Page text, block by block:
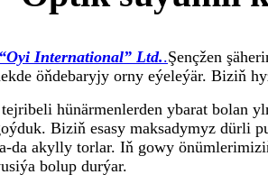
“Oyi International” Ltd..Şençžen
öňdebaryjy orny eýeleýär. Biziň
hünärmenlerden ybarat bolan
Biziň esasy maksadymyz dürli
da akylly torlar. Iň gowy
bolup durýar.